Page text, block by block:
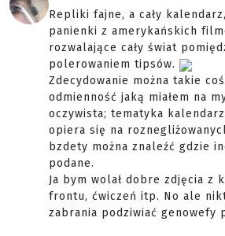
Repliki fajne, a cały
panienki z amerykańskich
rozwalające cały świat
polerowaniem tipsów.
Zdecydowanie można takie
odmienność jaką miałem na
oczywista; tematyka
opiera się na
bzdety można znaleźć gdzie
podane.
Ja bym wolał dobre zdjęcia z
frontu, ćwiczeń itp. No ale
zabrania podziwiać genowefy